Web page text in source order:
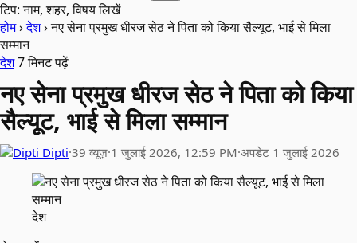
टिप: नाम, शहर, विषय लिखें
होम›देश›नए सेना प्रमुख धीरज सेठ ने पिता को किया सैल्यूट, भाई से मिला
सम्मान
देश7 मिनट पढ़ें
नए सेना प्रमुख धीरज सेठ ने पिता को किया
सैल्यूट, भाई से मिला सम्मान
Dipti·39 व्यूज़·1 जुलाई 2026, 12:59 PM·अपडेट 1 जुलाई 2026
देश